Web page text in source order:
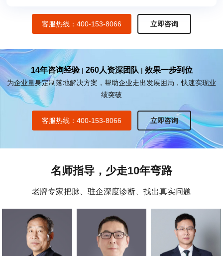
客服热线：400-153-8066 立即咨询
14年咨询经验| 260人资深团队 | 效果一步到位
为企业量身定制落地解决方案，帮助企业走出发展困局，快速实现业
绩突破
客服热线：400-153-8066 立即咨询
名师指导，少走10年弯路
老牌专家把脉、驻企深度诊断、找出真实问题